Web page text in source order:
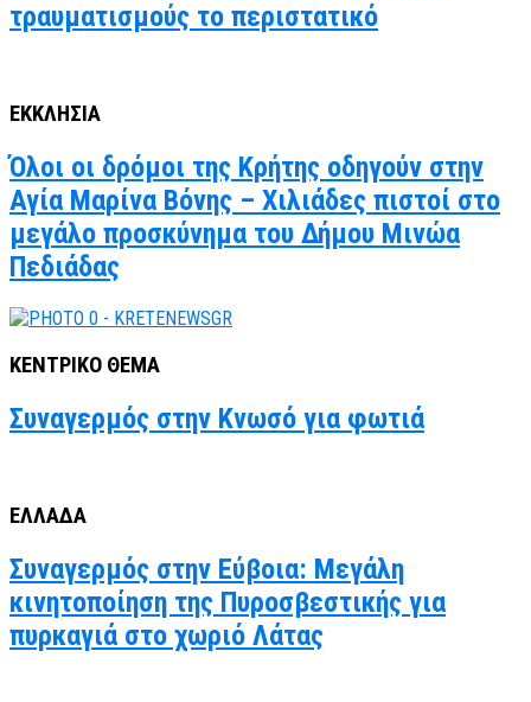
τραυματισμούς το περιστατικό
ΕΚΚΛΗΣΙΑ
Όλοι οι δρόμοι της Κρήτης οδηγούν στην
Αγία Μαρίνα Βόνης – Χιλιάδες πιστοί στο
μεγάλο προσκύνημα του Δήμου Μινώα
Πεδιάδας
ΚΕΝΤΡΙΚΟ ΘΕΜΑ
Συναγερμός στην Κνωσό για φωτιά
ΕΛΛΑΔΑ
Συναγερμός στην Εύβοια: Μεγάλη
κινητοποίηση της Πυροσβεστικής για
πυρκαγιά στο χωριό Λάτας